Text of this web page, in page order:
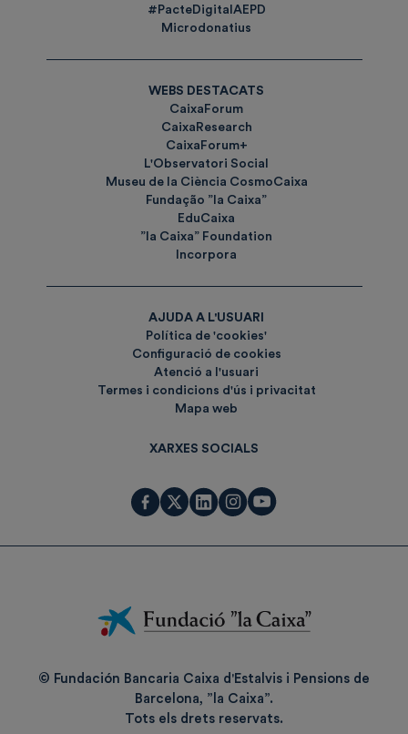
#PacteDigitalAEPD
Microdonatius
WEBS DESTACATS
CaixaForum
CaixaResearch
CaixaForum+
L'Observatori Social
Museu de la Ciència CosmoCaixa
Fundação ”la Caixa”
EduCaixa
”la Caixa” Foundation
Incorpora
AJUDA A L'USUARI
Política de 'cookies'
Configuració de cookies
Atenció a l'usuari
Termes i condicions d'ús i privacitat
Mapa web
XARXES SOCIALS
Fundación
La
© Fundación Bancaria Caixa d'Estalvis i Pensions de
Barcelona, ”la Caixa”.
Tots els drets reservats.